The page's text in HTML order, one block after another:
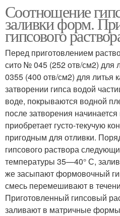
Соотношение
заливки форм.
гипсового
Перед приготовлением
сито № 045 (252 отв/см2) для
0355 (400 отв/см2) для литья
затворении гипса водой
воде, покрываются водной
после затворения
приобретает густо-текучую
пригодным для отливки.
гипсового раствора
температуры 35—40° С,
же засыпают формовочный
смесь перемешивают в
Приготовленный гипсовый
заливают в матричные